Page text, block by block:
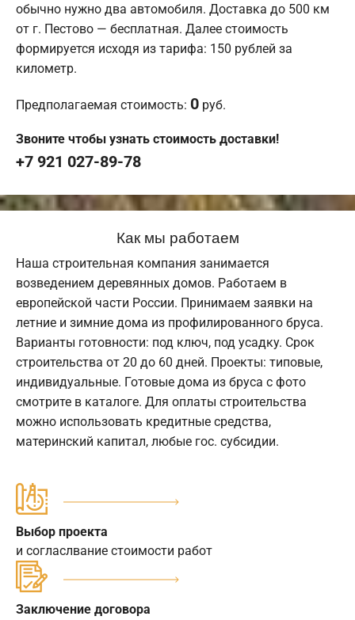
обычно нужно два автомобиля. Доставка до 500 км
от г. Пестово — бесплатная. Далее стоимость
формируется исходя из тарифа: 150 рублей за
километр.
Предполагаемая стоимость: 0 руб.
Звоните чтобы узнать стоимость доставки!
+7 921 027-89-78
Как мы работаем
Наша строительная компания занимается
возведением деревянных домов. Работаем в
европейской части России. Принимаем заявки на
летние и зимние дома из профилированного бруса.
Варианты готовности: под ключ, под усадку. Срок
строительства от 20 до 60 дней. Проекты: типовые,
индивидуальные. Готовые дома из бруса с фото
смотрите в каталоге. Для оплаты строительства
можно использовать кредитные средства,
материнский капитал, любые гос. субсидии.
Выбор проекта
и согласлвание стоимости работ
Заключение договора